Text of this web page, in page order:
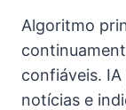
Algoritmo
confiáveis.
notícias e